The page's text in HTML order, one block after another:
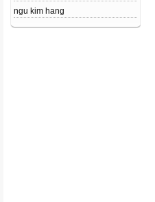
ngu kim hang